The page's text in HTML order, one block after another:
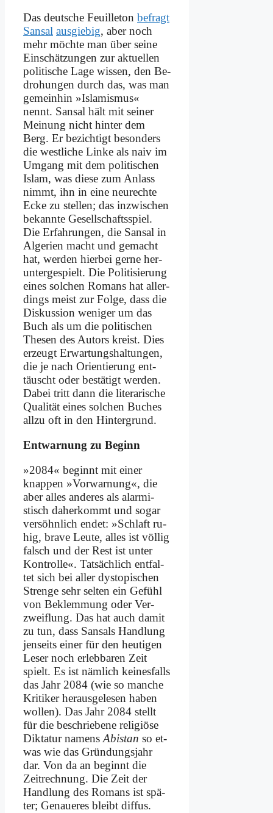
Das deut­sche Feuil­le­ton be­fragt
San­sal aus­gie­big, aber noch
mehr möch­te man über sei­ne
Ein­schät­zun­gen zur ak­tu­el­len
po­li­ti­sche La­ge wis­sen, den Be­
dro­hun­gen durch das, was man
ge­mein­hin »Is­la­mis­mus«
nennt. San­sal hält mit sei­ner
Mei­nung nicht hin­ter dem
Berg. Er be­zich­tigt be­son­ders
die west­li­che Lin­ke als na­iv im
Um­gang mit dem po­li­ti­schen
Is­lam, was die­se zum An­lass
nimmt, ihn in ei­ne neu­rech­te
Ecke zu stel­len; das in­zwi­schen
be­kann­te Ge­sell­schafts­spiel.
Die Er­fah­run­gen, die San­sal in
Al­ge­ri­en macht und ge­macht
hat, wer­den hier­bei ger­ne her­
un­ter­ge­spielt. Die Po­li­ti­sie­rung
ei­nes sol­chen Ro­mans hat al­ler­
dings meist zur Fol­ge, dass die
Dis­kus­si­on we­ni­ger um das
Buch als um die po­li­ti­schen
The­sen des Au­tors kreist. Dies
er­zeugt Er­war­tungs­hal­tun­gen,
die je nach Ori­en­tie­rung ent­
täuscht oder be­stä­tigt wer­den.
Da­bei tritt dann die li­te­ra­ri­sche
Qua­li­tät ei­nes sol­chen Bu­ches
all­zu oft in den Hin­ter­grund.
Ent­war­nung zu Be­ginn
»2084« be­ginnt mit ei­ner
knap­pen »Vor­war­nung«, die
aber al­les an­de­res als alar­mi­
stisch da­her­kommt und so­gar
ver­söhn­lich en­det: »Schlaft ru­
hig, bra­ve Leu­te, al­les ist völ­lig
falsch und der Rest ist un­ter
Kon­trol­le«. Tat­säch­lich ent­fal­
tet sich bei al­ler dys­to­pi­schen
Stren­ge sehr sel­ten ein Ge­fühl
von Be­klem­mung oder Ver­
zweif­lung. Das hat auch da­mit
zu tun, dass San­sals Hand­lung
jen­seits ei­ner für den heu­ti­gen
Le­ser noch er­leb­ba­ren Zeit
spielt. Es ist näm­lich kei­nes­falls
das Jahr 2084 (wie so man­che
Kri­ti­ker her­aus­ge­le­sen ha­ben
wol­len). Das Jahr 2084 stellt
für die be­schrie­be­ne re­li­giö­se
Dik­ta­tur na­mens Abi­stan so et­
was wie das Grün­dungs­jahr
dar. Von da an be­ginnt die
Zeit­rech­nung. Die Zeit der
Hand­lung des Ro­mans ist spä­
ter; Ge­naue­res bleibt dif­fus.